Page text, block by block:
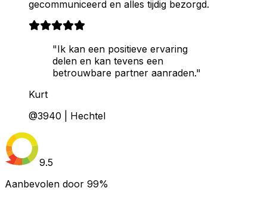
gecommuniceerd en alles tijdig bezorgd.
"Ik kan een positieve ervaring
delen en kan tevens een
betrouwbare partner aanraden."
Kurt
@3940 | Hechtel
9.5
Aanbevolen door 99%